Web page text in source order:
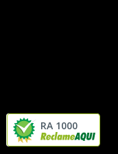
RA 1000